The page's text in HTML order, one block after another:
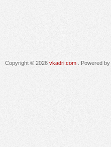
Copyright © 2026 vkadri.com . Powered by